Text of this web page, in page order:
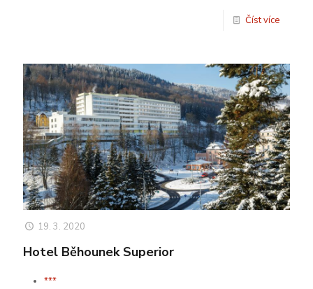
Číst více
19. 3. 2020
Hotel Běhounek Superior
***